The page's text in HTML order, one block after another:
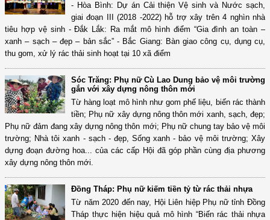
- Hòa Bình: Dự án Cải thiện Vệ sinh và Nước sạch,
giai đoạn III (2018 -2022) hỗ trợ xây trên 4 nghìn nhà
tiêu hợp vệ sinh - Đắk Lắk: Ra mắt mô hình điểm “Gia đình an toàn –
xanh – sạch – đẹp – bản sắc” - Bắc Giang: Bàn giao công cụ, dụng cụ,
thu gom, xử lý rác thải sinh hoạt tại 10 xã điểm
Sóc Trăng: Phụ nữ Cù Lao Dung bảo vệ môi trường
gắn với xây dựng nông thôn mới
Từ hàng loạt mô hình như gom phế liệu, biến rác thành
tiền; Phụ nữ xây dựng nông thôn mới xanh, sạch, đẹp;
Phụ nữ đảm đang xây dựng nông thôn mới; Phụ nữ chung tay bảo vệ môi
trường; Nhà tôi xanh - sạch - đẹp, Sống xanh - bảo vệ môi trường; Xây
dựng đoạn đường hoa... của các cấp Hội đã góp phần cùng địa phương
xây dựng nông thôn mới.
Đồng Tháp: Phụ nữ kiếm tiền tỷ từ rác thải nhựa
Từ năm 2020 đến nay, Hội Liên hiệp Phụ nữ tỉnh Đồng
Tháp thực hiện hiệu quả mô hình “Biến rác thải nhựa